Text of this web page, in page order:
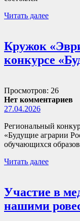
Читать далее
Кружок
конкурсе
Просмотров: 26
Нет комментариев
27.04.2026
Региональный
«Будущие аграрии
обучающихся
Читать далее
Участие в
нашими